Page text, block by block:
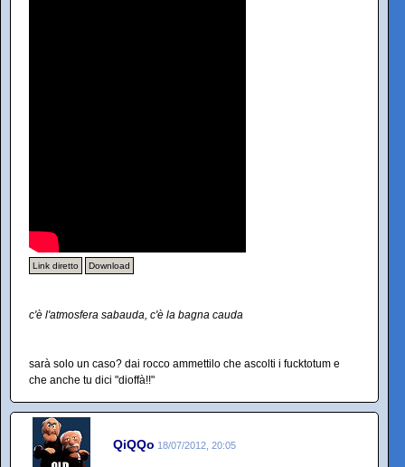
Link diretto Download
c'è l'atmosfera sabauda, c'è la bagna cauda
sarà solo un caso? dai rocco ammettilo che ascolti i fucktotum e
che anche tu dici "dioffà!!"
QiQQo 18/07/2012, 20:05